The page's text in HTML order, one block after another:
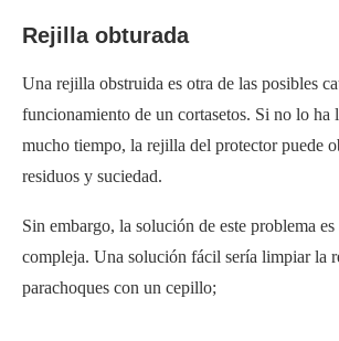
Rejilla obturada
Una rejilla obstruida es otra de las posibles
funcionamiento de un cortasetos. Si no lo ha
mucho tiempo, la rejilla del protector puede
residuos y suciedad.
Sin embargo, la solución de este problema
compleja. Una solución fácil sería limpiar la
parachoques con un cepillo;